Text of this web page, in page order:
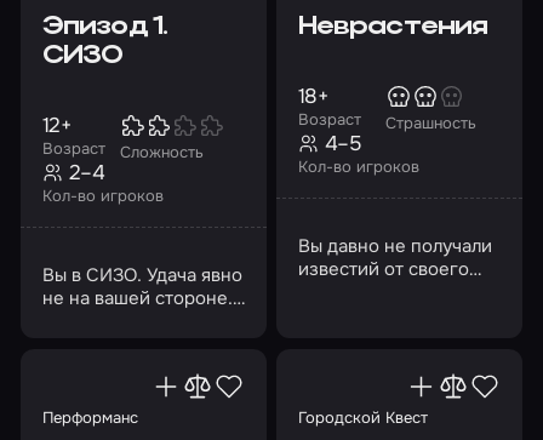
Эпизод 1.
СИЗО
Возраст
12+
Сложность
Кол-во игроков
2–4
Вы в СИЗО. Удача явно
не на вашей стороне.
Неврастения
Возраст
18+
Страшность
Кол-во игроков
4–5
Вы давно не получали
известий от своего
Перформанс Городской Квест